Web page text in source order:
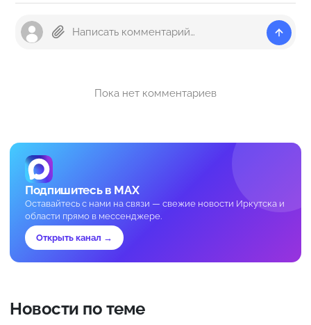
Пока нет комментариев
Подпишитесь в MAX
Оставайтесь с нами на связи — свежие новости Иркутска и
области прямо в мессенджере.
Открыть канал →
Новости по теме